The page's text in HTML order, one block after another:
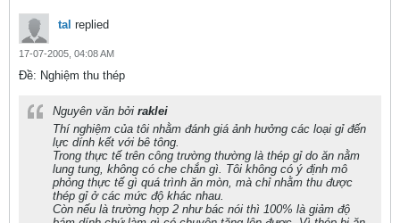
tal replied
17-07-2005, 04:08 AM
Ðề: Nghiệm thu thép
Nguyên văn bởi raklei
Thí nghiệm của tôi nhằm đánh giá ảnh hưởng các loại gỉ đến
lực dính kết với bê tông.
Trong thực tế trên công trường thường là thép gỉ do ăn nằm
lung tung, không có che chắn gì. Tôi không có ý định mô
phỏng thực tế gì quá trình ăn mòn, mà chỉ nhằm thu được
thép gỉ ở các mức độ khác nhau.
Còn nếu là trường hợp 2 như bác nói thì 100% là giảm độ